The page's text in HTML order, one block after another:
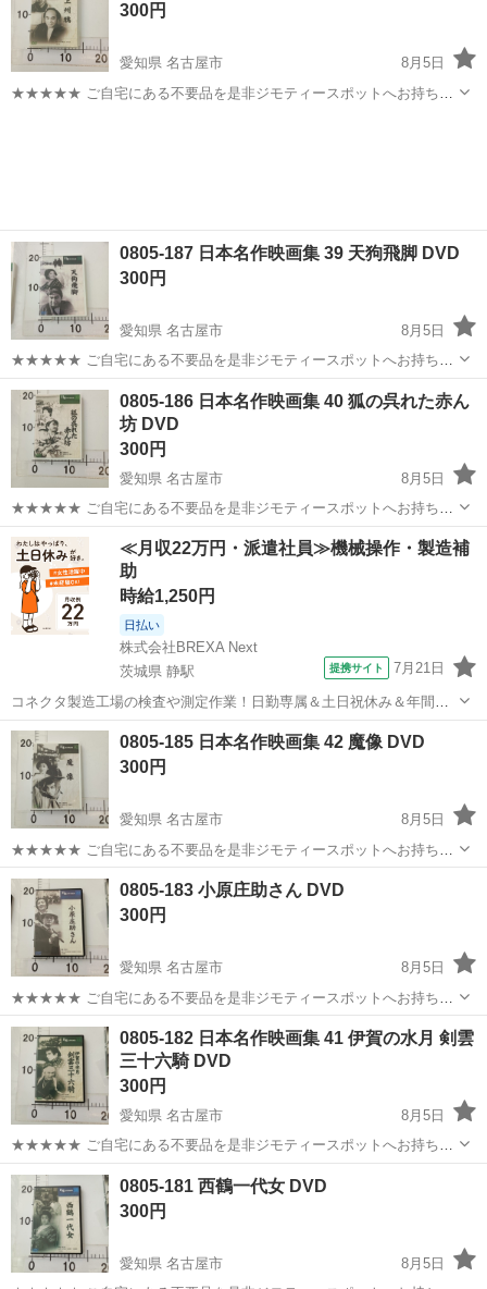
ち込めます！ ※詳細はこ...
300円
愛知県 名古屋市
8月5日
★★★★★ ご自宅にある不要品を是非ジモティースポットへお持ち込
0805-187 日本名作映画集 39 天狗飛脚 DVD
300円
愛知県 名古屋市
8月5日
★★★★★ ご自宅にある不要品を是非ジモティースポットへお持ち込
みしませんか？ 家電、趣味・スポーツ・レジャー用品、こども用品、
衣料服飾品、生活雑貨、家具、本、CD・DVDなどが無料でまとめて持
ち込めます！ ※詳細はこ...
愛知 名古屋市 DVD/ブルーレイ DVD
0805-186 日本名作映画集 40 狐の呉れた赤ん
坊 DVD
300円
愛知県 名古屋市
8月5日
★★★★★ ご自宅にある不要品を是非ジモティースポットへお持ち込
みしませんか？ 家電、趣味・スポーツ・レジャー用品、こども用品、
衣料服飾品、生活雑貨、家具、本、CD・DVDなどが無料でまとめて持
ち込めます！ ※詳細はこ...
愛知 名古屋市 DVD/ブルーレイ DVD
≪月収22万円・派遣社員≫機械操作・製造補
助
時給1,250円
日払い
株式会社BREXA Next
茨城県 静駅
提携サイト 7月21日
コネクタ製造工場の検査や測定作業！日勤専属＆土日祝休み＆年間休
日128日★クリーンルーム内作業★マイカー通勤OK＆無料駐車場あり
★就業先食堂利用可！日払い制度あり！《茨城県常陸大宮市》 人気の
工場のお仕事 ◇コネクタ製造工...
茨城 常陸大宮市 静駅 その他
0805-185 日本名作映画集 42 魔像 DVD
300円
愛知県 名古屋市
8月5日
★★★★★ ご自宅にある不要品を是非ジモティースポットへお持ち込
みしませんか？ 家電、趣味・スポーツ・レジャー用品、こども用品、
衣料服飾品、生活雑貨、家具、本、CD・DVDなどが無料でまとめて持
ち込めます！ ※詳細はこ...
愛知 名古屋市 DVD/ブルーレイ
0805-183 小原庄助さん DVD
300円
愛知県 名古屋市
8月5日
★★★★★ ご自宅にある不要品を是非ジモティースポットへお持ち込
みしませんか？ 家電、趣味・スポーツ・レジャー用品、こども用品、
衣料服飾品、生活雑貨、家具、本、CD・DVDなどが無料でまとめて持
ち込めます！ ※詳細はこ...
愛知 名古屋市 DVD/ブルーレイ DVD
0805-182 日本名作映画集 41 伊賀の水月 剣雲
三十六騎 DVD
300円
愛知県 名古屋市
8月5日
★★★★★ ご自宅にある不要品を是非ジモティースポットへお持ち込
みしませんか？ 家電、趣味・スポーツ・レジャー用品、こども用品、
衣料服飾品、生活雑貨、家具、本、CD・DVDなどが無料でまとめて持
ち込めます！ ※詳細はこ...
愛知 名古屋市 DVD/ブルーレイ
0805-181 西鶴一代女 DVD
300円
愛知県 名古屋市
8月5日